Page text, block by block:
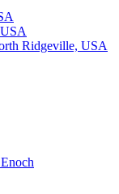
Ridgeville, USA